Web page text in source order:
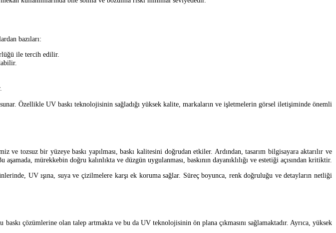
bazıları:
ile tercih edilir.
Özellikle UV baskı teknolojisinin sağladığı yüksek kalite, markaların ve işletmelerin görsel iletişiminde önemli
tozsuz bir yüzeye baskı yapılması, baskı kalitesini doğrudan etkiler. Ardından, tasarım bilgisayara aktarılır ve
mürekkebin doğru kalınlıkta ve düzgün uygulanması, baskının dayanıklılığı ve estetiği açısından kritiktir.
UV ışına, suya ve çizilmelere karşı ek koruma sağlar. Süreç boyunca, renk doğruluğu ve detayların netliği
çözümlerine olan talep artmakta ve bu da UV teknolojisinin ön plana çıkmasını sağlamaktadır. Ayrıca, yüksek